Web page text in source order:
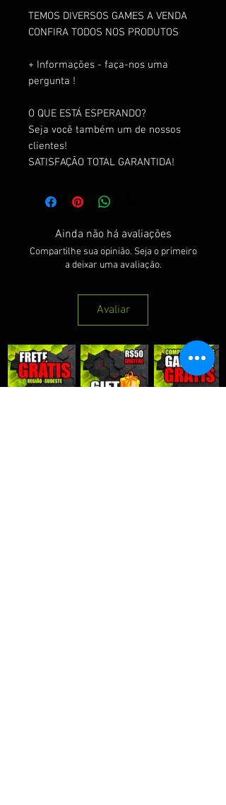
TEMOS DIVERSOS GAMES A VENDA
CONFIRA TODOS NOS PRODUTOS
+ Informações - faça-nos uma
pergunta !
O QUE ESTÁ ESPERANDO?
Seja você também um de nossos
clientes!
SATISFAÇÃO TOTAL GARANTIDA!
Ainda não há avaliações
Compartilhe sua opinião. Seja o primeiro
a deixar uma avaliação.
Avaliar